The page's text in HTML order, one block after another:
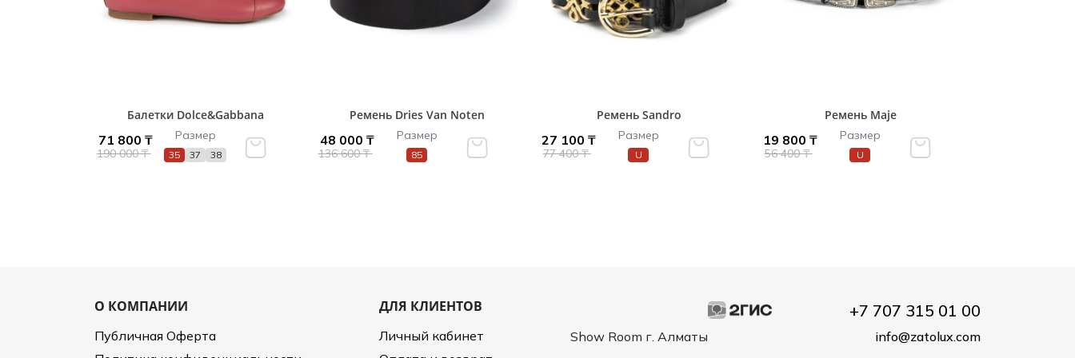
Балетки Dolce&Gabbana
71 800 ₸
190 000 ₸
Размер
35 37 38
Ремень Dries Van Noten
48 000 ₸
136 600 ₸
Размер
85
Ремень Sandro
27 100 ₸
77 400 ₸
Размер
U
Ремень Maje
19 800 ₸
56 400 ₸
Размер
U
О КОМПАНИИ
Публичная Оферта
ДЛЯ КЛИЕНТОВ
Личный кабинет
Show Room г. Алматы
+7 707 315 01 00
info@zatolux.com